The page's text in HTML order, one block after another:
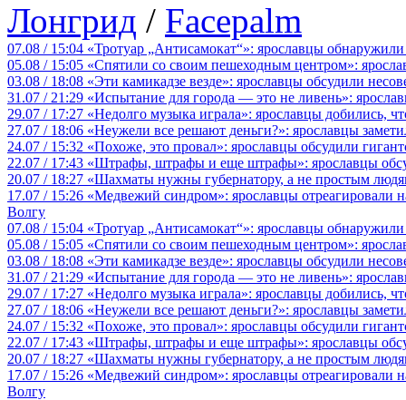
Лонгрид / Facepalm
07.08 / 15:04 «Тротуар „Антисамокат“»: ярославцы
05.08 / 15:05 «Спятили со своим пешеходным центром»:
03.08 / 18:08 «Эти камикадзе везде»: ярославцы обсудили
31.07 / 21:29 «Испытание для города — это не ливень»:
29.07 / 17:27 «Недолго музыка играла»: ярославцы добились,
27.07 / 18:06 «Неужели все решают деньги?»: ярославцы
24.07 / 15:32 «Похоже, это провал»: ярославцы обсудили
22.07 / 17:43 «Штрафы, штрафы и еще штрафы»: ярославцы
20.07 / 18:27 «Шахматы нужны губернатору, а не простым
17.07 / 15:26 «Медвежий синдром»: ярославцы отреагировали
Волгу
07.08 / 15:04 «Тротуар „Антисамокат“»: ярославцы
05.08 / 15:05 «Спятили со своим пешеходным центром»:
03.08 / 18:08 «Эти камикадзе везде»: ярославцы обсудили
31.07 / 21:29 «Испытание для города — это не ливень»:
29.07 / 17:27 «Недолго музыка играла»: ярославцы добились,
27.07 / 18:06 «Неужели все решают деньги?»: ярославцы
24.07 / 15:32 «Похоже, это провал»: ярославцы обсудили
22.07 / 17:43 «Штрафы, штрафы и еще штрафы»: ярославцы
20.07 / 18:27 «Шахматы нужны губернатору, а не простым
17.07 / 15:26 «Медвежий синдром»: ярославцы отреагировали
Волгу